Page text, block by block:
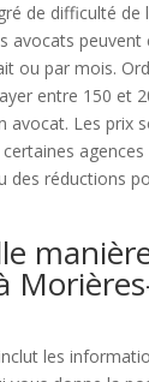
de difficulté de
avocats
ou par mois.
entre 150 et
avocat. Les prix
des réductions
les